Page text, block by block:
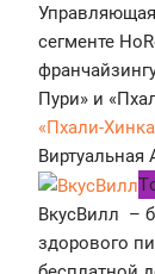
сегменте
Пури» и
«Пхали-
Виртуальная
ВкусВилл –
здорового